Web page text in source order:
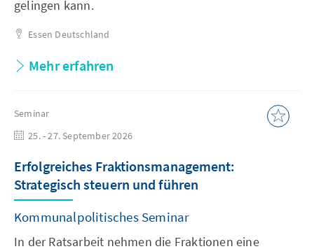
gelingen kann.
Essen Deutschland
Mehr erfahren
Seminar
25. - 27. September 2026
Erfolgreiches Fraktionsmanagement:
Strategisch steuern und führen
Kommunalpolitisches Seminar
In der Ratsarbeit nehmen die Fraktionen eine